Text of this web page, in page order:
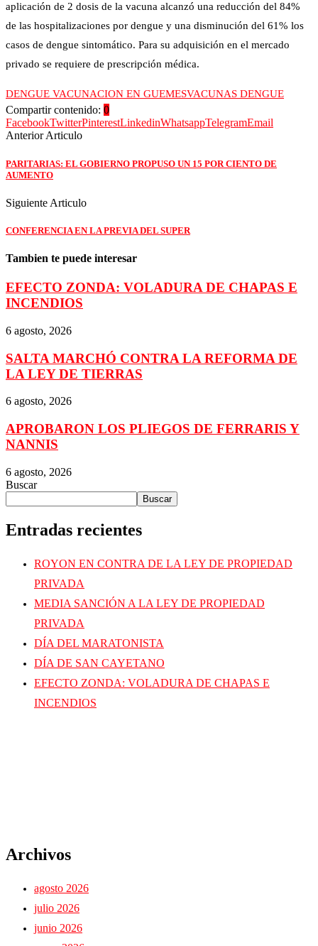
aplicación de 2 dosis de la vacuna alcanzó una reducción del 84%
de las hospitalizaciones por dengue y una disminución del 61% los
casos de dengue sintomático. Para su adquisición en el mercado
privado se requiere de prescripción médica.
DENGUE VACUNACION EN GUEMESVACUNAS DENGUE
Compartir contenido: 0
FacebookTwitterPinterestLinkedinWhatsappTelegramEmail
Anterior Articulo
PARITARIAS: EL GOBIERNO PROPUSO UN 15 POR CIENTO DE
AUMENTO
Siguiente Articulo
CONFERENCIA EN LA PREVIA DEL SUPER
Tambien te puede interesar
EFECTO ZONDA: VOLADURA DE CHAPAS E
INCENDIOS
6 agosto, 2026
SALTA MARCHÓ CONTRA LA REFORMA DE
LA LEY DE TIERRAS
6 agosto, 2026
APROBARON LOS PLIEGOS DE FERRARIS Y
NANNIS
6 agosto, 2026
Buscar
Buscar
Entradas recientes
ROYON EN CONTRA DE LA LEY DE PROPIEDAD
PRIVADA
MEDIA SANCIÓN A LA LEY DE PROPIEDAD
PRIVADA
DÍA DEL MARATONISTA
DÍA DE SAN CAYETANO
EFECTO ZONDA: VOLADURA DE CHAPAS E
INCENDIOS
Archivos
agosto 2026
julio 2026
junio 2026